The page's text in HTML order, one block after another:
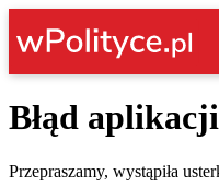
Błąd aplikacji
Przepraszamy, wystąpiła